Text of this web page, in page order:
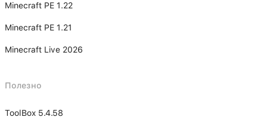
Minecraft PE 1.22
Minecraft PE 1.21
Minecraft Live 2026
Полезно
ToolBox 5.4.58